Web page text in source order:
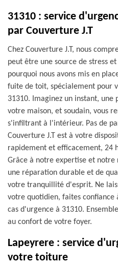
31310 : service
par Couverture J.T
Chez Couverture J.T, nous
peut être une source de stress
pourquoi nous avons mis en
fuite de toit, spécialement pour
31310. Imaginez un instant,
votre maison, et soudain, vous
s'infiltrant à l'intérieur. Pas de
Couverture J.T est à votre
rapidement et efficacement, 24
Grâce à notre expertise et notre
une réparation durable et de
votre tranquillité d'esprit. Ne
votre quotidien, faites confiance
cas d'urgence à 31310.
au confort de votre foyer.
Lapeyrere : service
votre toiture